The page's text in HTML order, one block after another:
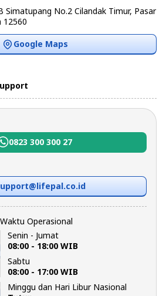
Simatupang No.2 Cilandak Timur, Pasar
12560
Google Maps
0823 300 300 27
Waktu Operasional
Senin - Jumat
08:00 - 18:00 WIB
Sabtu
08:00 - 17:00 WIB
Minggu dan Hari Libur Nasional